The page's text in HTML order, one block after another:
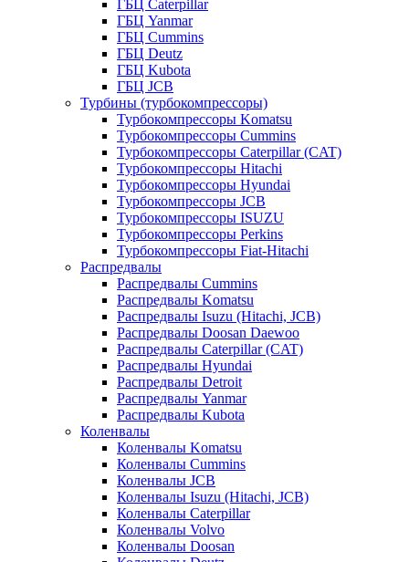
ГБЦ Caterpillar
ГБЦ Yanmar
ГБЦ Cummins
ГБЦ Deutz
ГБЦ Kubota
ГБЦ JCB
Турбины (турбокомпрессоры)
Турбокомпрессоры Komatsu
Турбокомпрессоры Cummins
Турбокомпрессоры Caterpillar (CAT)
Турбокомпрессоры Hitachi
Турбокомпрессоры Hyundai
Турбокомпрессоры JCB
Турбокомпрессоры ISUZU
Турбокомпрессоры Perkins
Турбокомпрессоры Fiat-Hitachi
Распредвалы
Распредвалы Cummins
Распредвалы Komatsu
Распредвалы Isuzu (Hitachi, JCB)
Распредвалы Doosan Daewoo
Распредвалы Caterpillar (CAT)
Распредвалы Hyundai
Распредвалы Detroit
Распредвалы Yanmar
Распредвалы Kubota
Коленвалы
Коленвалы Komatsu
Коленвалы Cummins
Коленвалы JCB
Коленвалы Isuzu (Hitachi, JCB)
Коленвалы Caterpillar
Коленвалы Volvo
Коленвалы Doosan